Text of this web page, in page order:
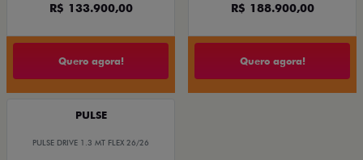
R$ 133.900,00
Quero agora!
R$ 188.900,00
Quero agora!
PULSE
PULSE DRIVE 1.3 MT FLEX 26/26